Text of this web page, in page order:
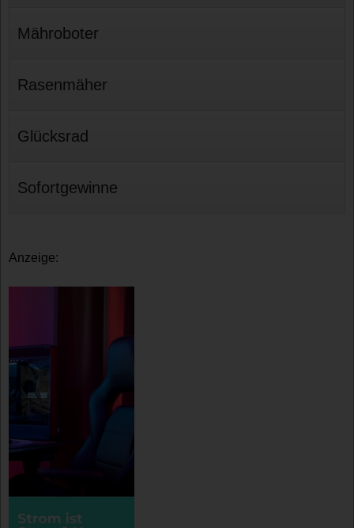
Mähroboter
Rasenmäher
Glücksrad
Sofortgewinne
Anzeige: